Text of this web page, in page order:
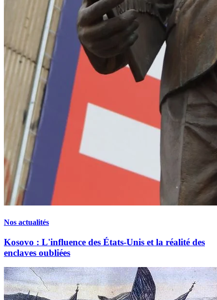
Nos actualités
Kosovo : L'influence des États-Unis et la réalité des
enclaves oubliées